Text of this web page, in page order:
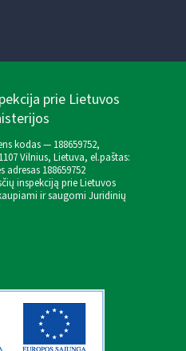
prie Lietuvos
kodas — 188659752,
Vilnius, Lietuva, el.paštas:
188659752
inspekciją prie Lietuvos
ir saugomi Juridinių